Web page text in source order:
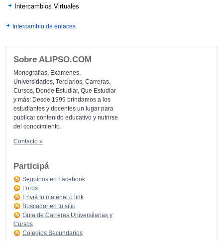
Intercambios Virtuales
Intercambio de enlaces
Sobre ALIPSO.COM
Monografias, Exámenes,
Universidades, Terciarios, Carreras,
Cursos, Donde Estudiar, Que Estudiar
y más: Desde 1999 brindamos a los
estudiantes y docentes un lugar para
publicar contenido educativo y nutrirse
del conocimiento.
Contacto »
Participá
Seguinos en Facebook
Foros
Enviá tu material o link
Buscador en tu sitio
Guia de Carreras Universitarias y
Cursos
Colegios Secundarios